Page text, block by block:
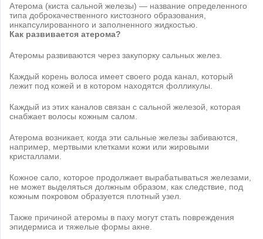
Атерома (киста сальной железы) — название определенного
типа доброкачественного кистозного образования,
инкапсулированного и заполненного жидкостью.
Как развивается атерома?
Атеромы развиваются через закупорку сальных желез.
Каждый корень волоса имеет своего рода канал, который
лежит под кожей и в котором находятся фолликулы.
Каждый из этих каналов связан с сальной железой, которая
снабжает волосы кожным салом.
Атерома возникает, когда эти сальные железы забиваются,
например, мертвыми клетками кожи или жировыми
кристаллами.
Кожное сало, которое продолжает вырабатываться железами,
не может выделяться должным образом, как следствие, под
кожным покровом образуется плотный узел.
Также причиной атеромы в паху могут стать повреждения
эпидермиса и тяжелые формы акне.